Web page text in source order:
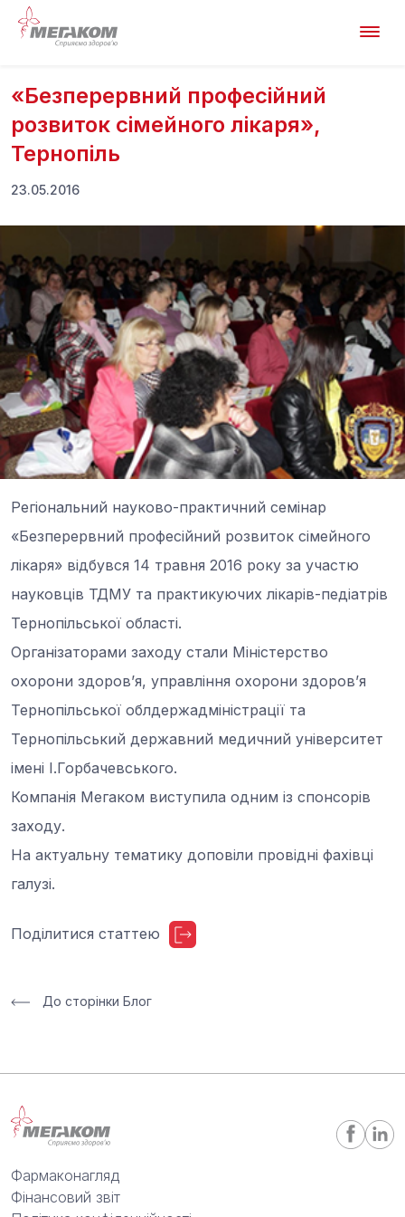
«Безперервний професійний
розвиток сімейного лікаря»,
Тернопіль
23.05.2016
Регіональний науково-практичний семінар
«Безперервний професійний розвиток сімейного
лікаря» відбувся 14 травня 2016 року за участю
науковців ТДМУ та практикуючих лікарів-педіатрів
Тернопільської області.
Організаторами заходу стали Міністерство
охорони здоров’я, управління охорони здоров’я
Тернопільської облдержадміністрації та
Тернопільський державний медичний університет
імені І.Горбачевського.
Компанія Мегаком виступила одним із спонсорів
заходу.
На актуальну тематику доповіли провідні фахівці
галузі.
До сторінки Блог
Поділитися статтею
Фармаконагляд
Фінансовий звіт